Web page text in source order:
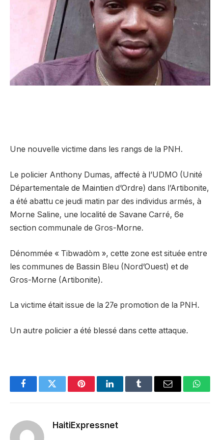
Une nouvelle victime dans les rangs de la PNH.
Le policier Anthony Dumas, affecté à l’UDMO (Unité
Départementale de Maintien d’Ordre) dans l’Artibonite,
a été abattu ce jeudi matin par des individus armés, à
Morne Saline, une localité de Savane Carré, 6e
section communale de Gros-Morne.
Dénommée « Tibwadòm », cette zone est située entre
les communes de Bassin Bleu (Nord’Ouest) et de
Gros-Morne (Artibonite).
La victime était issue de la 27e promotion de la PNH.
Un autre policier a été blessé dans cette attaque.
FacebookTwitter PinterestLinkedInTumblr Email
HaitiExpressnet